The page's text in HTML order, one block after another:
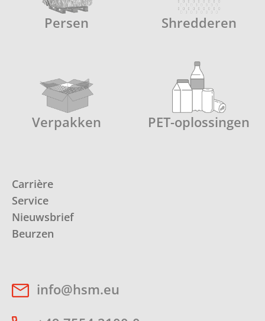
Persen Shredderen
Verpakken PET-oplossingen
Carrière
Service
Nieuwsbrief
Beurzen
info@hsm.eu